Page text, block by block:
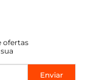
ofertas
Enviar